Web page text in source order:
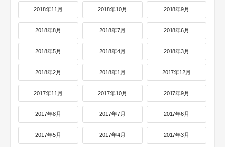
2018年11月 2018年10月 2018年9月
2018年8月 2018年7月 2018年6月
2018年5月 2018年4月 2018年3月
2018年2月 2018年1月 2017年12月
2017年11月 2017年10月 2017年9月
2017年8月 2017年7月 2017年6月
2017年5月 2017年4月 2017年3月